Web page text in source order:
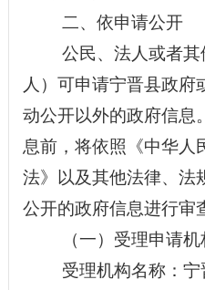
二、依申请公开
公民、法人或者
人）可申请宁晋县政府
动公开以外的政府信息
息前，将依照《中华人
法》以及其他法律、法
公开的政府信息进行审
（一）受理申请机
受理机构名称： 宁